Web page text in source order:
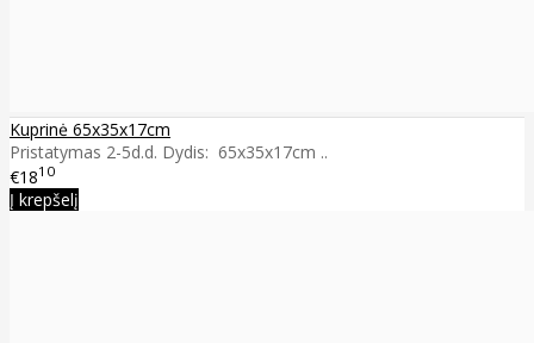
Kuprinė 65x35x17cm
Pristatymas 2-5d.d. Dydis: 65x35x17cm ..
€1810
Į krepšelį